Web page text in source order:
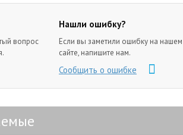
вопрос
Нашли ошибку?
Если вы заметили ошибку на нашем
сайте, напишите нам.
Сообщить о ошибке